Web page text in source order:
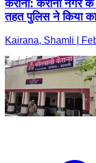
कैराना: कैराना नगर
तहत पुलिस ने किया
Kairana, Shamli |